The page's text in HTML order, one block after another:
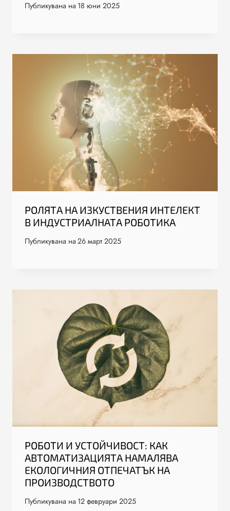
Публикувана на 18 юни 2025
РОЛЯТА НА ИЗКУСТВЕНИЯ ИНТЕЛЕКТ
В ИНДУСТРИАЛНАТА РОБОТИКА
Публикувана на 26 март 2025
РОБОТИ И УСТОЙЧИВОСТ: КАК
АВТОМАТИЗАЦИЯТА НАМАЛЯВА
ЕКОЛОГИЧНИЯ ОТПЕЧАТЪК НА
ПРОИЗВОДСТВОТО
Публикувана на 12 февруари 2025